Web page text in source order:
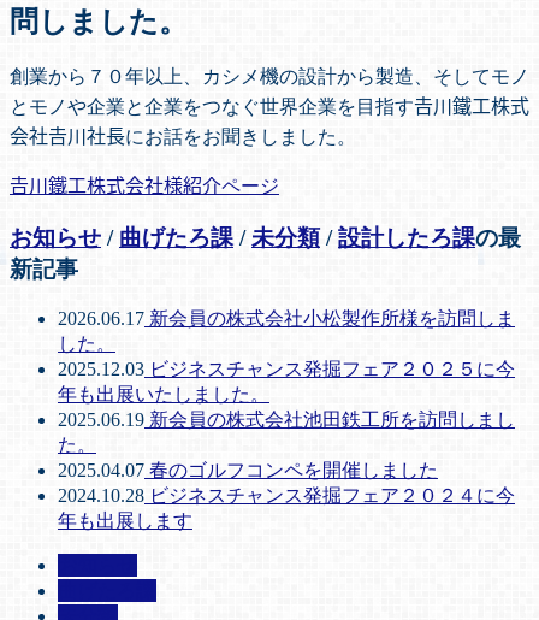
問しました。
創業から７０年以上、カシメ機の設計から製造、そしてモノ
とモノや企業と企業をつなぐ世界企業を目指す𠮷川鐵工株式
会社𠮷川社長にお話をお聞きしました。
𠮷川鐵工株式会社様紹介ページ
お知らせ / 曲げたろ課 / 未分類/設計したろ課の最
新記事
2026.06.17 新会員の株式会社小松製作所様を訪問しま
した。
2025.12.03 ビジネスチャンス発掘フェア２０２５に今
年も出展いたしました。
2025.06.19 新会員の株式会社池田鉄工所を訪問しまし
た。
2025.04.07 春のゴルフコンペを開催しました
2024.10.28 ビジネスチャンス発掘フェア２０２４に今
年も出展します